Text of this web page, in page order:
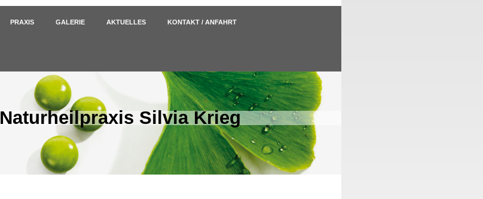
PRAXIS GALERIE AKTUELLES KONTAKT / ANFAHRT
Naturheilpraxis Silvia Krieg